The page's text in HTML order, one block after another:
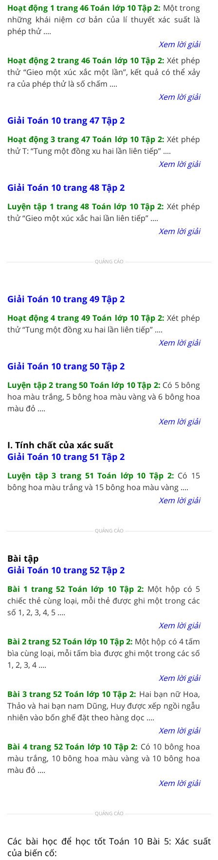
Hoạt động 1 trang 46 Toán lớp 10 Tập 2: Một trong
những khái niệm cơ bản của lí thuyết xác suất là
phép thử ....
Xem lời giải
Hoạt động 2 trang 46 Toán lớp 10 Tập 2: Xét phép
thử “Gieo một xúc xắc một lần”, kết quả có thể xảy
ra của phép thử là số chấm ....
Xem lời giải
Giải Toán 10 trang 47 Tập 2
Hoạt động 3 trang 47 Toán lớp 10 Tập 2: Xét phép
thử T: “Tung một đồng xu hai lần liên tiếp” ....
Xem lời giải
Giải Toán 10 trang 48 Tập 2
Luyện tập 1 trang 48 Toán lớp 10 Tập 2: Xét phép
thử “Gieo một xúc xắc hai lần liên tiếp” ....
Xem lời giải
QUẢNG CÁO
Giải Toán 10 trang 49 Tập 2
Hoạt động 4 trang 49 Toán lớp 10 Tập 2: Xét phép
thử “Tung một đồng xu hai lần liên tiếp” ....
Xem lời giải
Giải Toán 10 trang 50 Tập 2
Luyện tập 2 trang 50 Toán lớp 10 Tập 2: Có 5 bông
hoa màu trắng, 5 bông hoa màu vàng và 6 bông hoa
màu đỏ ....
Xem lời giải
I. Tính chất của xác suất
Giải Toán 10 trang 51 Tập 2
Luyện tập 3 trang 51 Toán lớp 10 Tập 2: Có 15
bông hoa màu trắng và 15 bông hoa màu vàng ....
Xem lời giải
QUẢNG CÁO
Bài tập
Giải Toán 10 trang 52 Tập 2
Bài 1 trang 52 Toán lớp 10 Tập 2: Một hộp có 5
chiếc thẻ cùng loại, mỗi thẻ được ghi một trong các
số 1, 2, 3, 4, 5 ....
Xem lời giải
Bài 2 trang 52 Toán lớp 10 Tập 2: Một hộp có 4 tấm
bìa cùng loại, mỗi tấm bìa được ghi một trong các số
1, 2, 3, 4 ....
Xem lời giải
Bài 3 trang 52 Toán lớp 10 Tập 2: Hai bạn nữ Hoa,
Thảo và hai bạn nam Dũng, Huy được xếp ngồi ngẫu
nhiên vào bốn ghế đặt theo hàng dọc ....
Xem lời giải
Bài 4 trang 52 Toán lớp 10 Tập 2: Có 10 bông hoa
màu trắng, 10 bông hoa màu vàng và 10 bông hoa
màu đỏ ....
Xem lời giải
QUẢNG CÁO
Các bài học để học tốt Toán 10 Bài 5: Xác suất
của biến cố: